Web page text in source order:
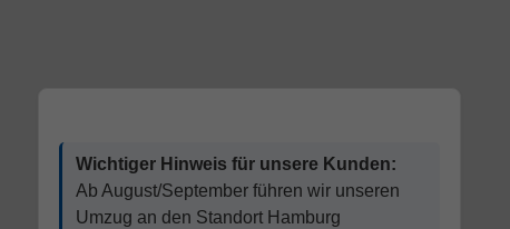
Wichtiger Hinweis für unsere Kunden:
Ab August/September führen wir unseren
Umzug an den Standort Hamburg